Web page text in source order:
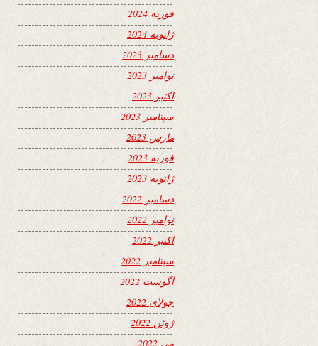
فوریه 2024
ژانویه 2024
دسامبر 2023
نوامبر 2023
اکتبر 2023
سپتامبر 2023
مارس 2023
فوریه 2023
ژانویه 2023
دسامبر 2022
نوامبر 2022
اکتبر 2022
سپتامبر 2022
آگوست 2022
جولای 2022
ژوئن 2022
می 2022